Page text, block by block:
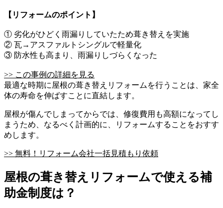
【リフォームのポイント】
① 劣化がひどく雨漏りしていたため葺き替えを実施
② 瓦→アスファルトシングルで軽量化
③ 防水性も高まり、雨漏りしづらくなった
>> この事例の詳細を見る
最適な時期に屋根の葺き替えリフォームを行うことは、家全
体の寿命を伸ばすことに直結します。
屋根が傷んでしまってからでは、修復費用も高額になってし
まうため、なるべく計画的に、リフォームすることをおすす
めします。
>> 無料！リフォーム会社一括見積もり依頼
屋根の葺き替えリフォームで使える補
助金制度は？